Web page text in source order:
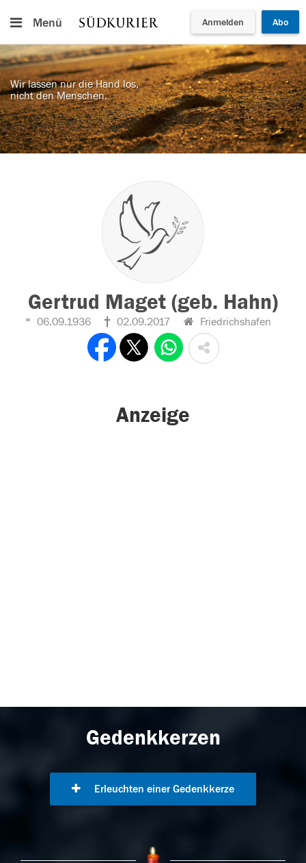
Menü Anmelden Abo
Wir lassen nur die Hand los,
nicht den Menschen.
Gertrud Maget (geb. Hahn)
06.09.1936 02.09.2017 Friedrichshafen
Anzeige
Gedenkkerzen
Erleuchten einer Gedenkkerze